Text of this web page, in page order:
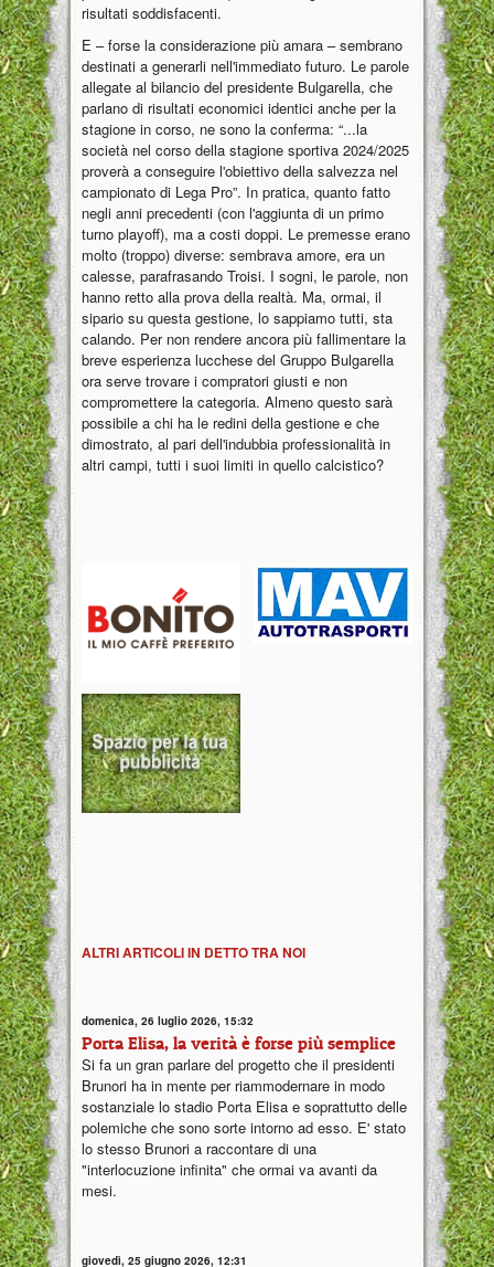
risultati soddisfacenti.
E – forse la considerazione più amara – sembrano
destinati a generarli nell'immediato futuro. Le parole
allegate al bilancio del presidente Bulgarella, che
parlano di risultati economici identici anche per la
stagione in corso, ne sono la conferma: “...la
società nel corso della stagione sportiva 2024/2025
proverà a conseguire l'obiettivo della salvezza nel
campionato di Lega Pro”. In pratica, quanto fatto
negli anni precedenti (con l'aggiunta di un primo
turno playoff), ma a costi doppi. Le premesse erano
molto (troppo) diverse: sembrava amore, era un
calesse, parafrasando Troisi. I sogni, le parole, non
hanno retto alla prova della realtà. Ma, ormai, il
sipario su questa gestione, lo sappiamo tutti, sta
calando. Per non rendere ancora più fallimentare la
breve esperienza lucchese del Gruppo Bulgarella
ora serve trovare i compratori giusti e non
compromettere la categoria. Almeno questo sarà
possibile a chi ha le redini della gestione e che
dimostrato, al pari dell'indubbia professionalità in
altri campi, tutti i suoi limiti in quello calcistico?
ALTRI ARTICOLI IN DETTO TRA NOI
domenica, 26 luglio 2026, 15:32
Porta Elisa, la verità è forse più semplice
Si fa un gran parlare del progetto che il presidenti
Brunori ha in mente per riammodernare in modo
sostanziale lo stadio Porta Elisa e soprattutto delle
polemiche che sono sorte intorno ad esso. E' stato
lo stesso Brunori a raccontare di una
"interlocuzione infinita" che ormai va avanti da
mesi.
giovedì, 25 giugno 2026, 12:31